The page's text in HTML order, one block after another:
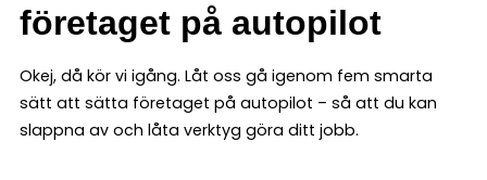
företaget på autopilot
Okej, då kör vi igång. Låt oss gå igenom fem smarta
sätt att sätta företaget på autopilot – så att du kan
slappna av och låta verktyg göra ditt jobb.